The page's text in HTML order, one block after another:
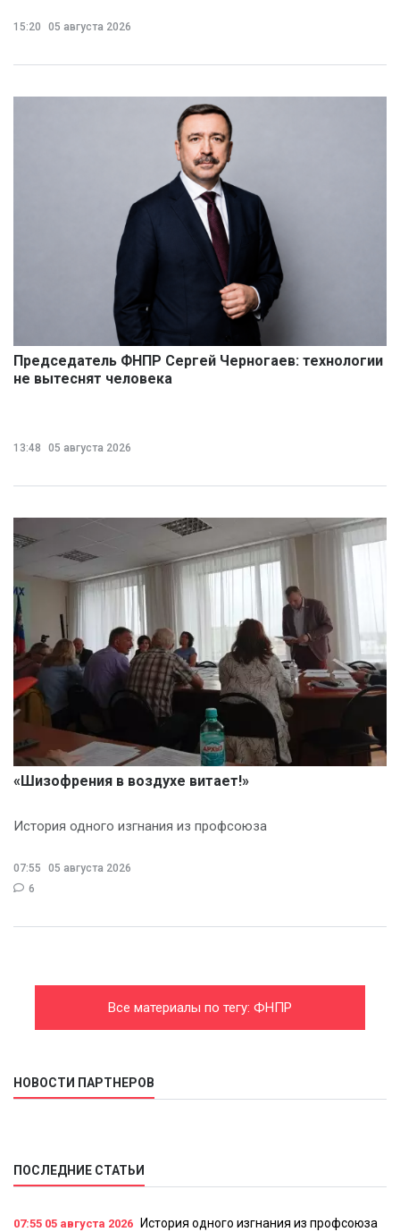
15:20 05 августа 2026
Председатель ФНПР Сергей Черногаев: технологии
не вытеснят человека
13:48 05 августа 2026
«Шизофрения в воздухе витает!»
История одного изгнания из профсоюза
07:55
05 августа 2026
6
Все материалы по тегу: ФНПР
НОВОСТИ ПАРТНЕРОВ
ПОСЛЕДНИЕ СТАТЬИ
07:55 05 августа 2026 История одного изгнания из профсоюза